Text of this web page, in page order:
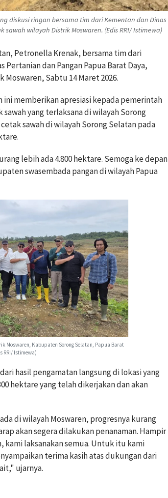
diskusi ringan bersama tim dari Kementan dan Dinas
wilayah Distrik Moswaren. (Edis RRI/ Istimewa)
Petronella Krenak, bersama tim dari
dan Pangan Papua Barat Daya,
Sabtu 14 Maret 2026.
memberikan apresiasi kepada pemerintah
yang terlaksana di wilayah Sorong
sawah di wilayah Sorong Selatan pada
lebih ada 4.800 hektare. Semoga ke depan
swasembada pangan di wilayah Papua
Moswaren, Kabupaten Sorong Selatan, Papua Barat
RRI/ Istimewa)
hasil pengamatan langsung di lokasi yang
hektare yang telah dikerjakan dan akan
di wilayah Moswaren, progresnya kurang
akan segera dilakukan penanaman. Hampir
kami laksanakan semua. Untuk itu kami
terima kasih atas dukungan dari
ujarnya.